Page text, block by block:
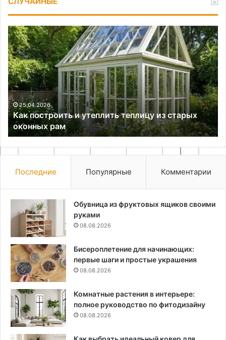
Как
построить
и
утеплить
теплицу
из
старых
оконных
рам
25.04.2026
Как построить и утеплить теплицу из старых
оконных рам
по
и
Последние Популярные Комментарии
Обувница из фруктовых ящиков своими
руками
08.08.2026
Бисероплетение для начинающих:
первые шаги и простые украшения
08.08.2026
Комнатные растения в интерьере:
полное руководство по фитодизайну
08.08.2026